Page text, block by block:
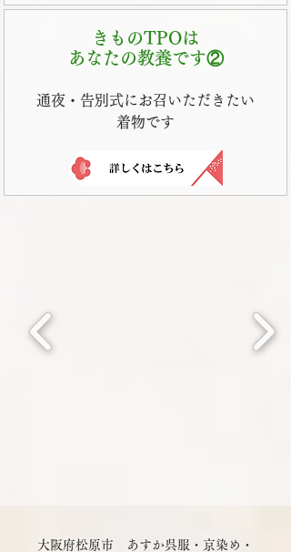
きものTPOは
あなたの教養です②
通夜・告別式にお召いただきたい
着物です
大阪府松原市 あすか呉服・京染め・